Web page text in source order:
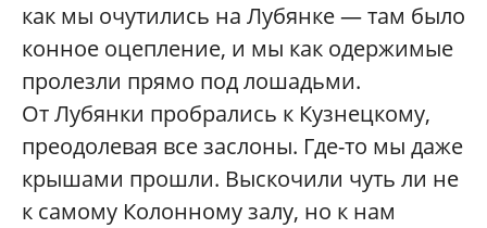
как мы очутились на Лубянке — там было
конное оцепление, и мы как одержимые
пролезли прямо под лошадьми.
От Лубянки пробрались к Кузнецкому,
преодолевая все заслоны. Где-то мы даже
крышами прошли. Выскочили чуть ли не
к самому Колонному залу, но к нам